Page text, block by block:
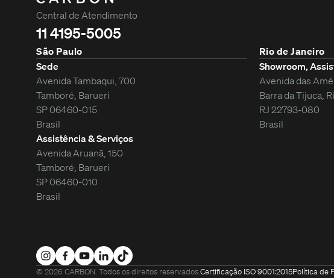
Central de Atendimento
11 4195-5005
São Paulo
Sede
Avenida Tambaqui, 700
Tamboré, Barueri
SP 06460-015
Brasil
Assistência & Serviços
Avenida Aruanã, 150
Tamboré, Barueri
SP 06460-010
Brasil
Rio de Janeiro
Showroom,
Avenida das
Barra da Tijuca,
RJ 22793-080
Brasil
© 2026 CARBON. Todos os direitos reservados.Certificação ISO 9001:2015Política de